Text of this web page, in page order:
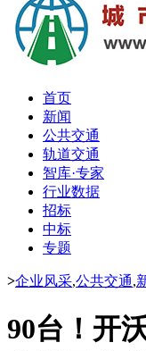
首页
新闻
公共交通
轨道交通
智库·专家
行业数据
招标
中标
专题
>企业风采,公共交通,
90台！开